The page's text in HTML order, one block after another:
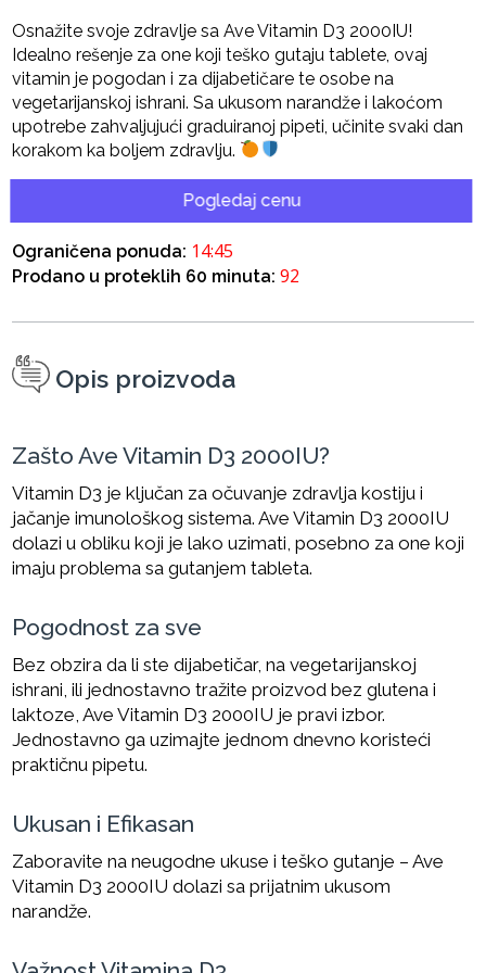
Osnažite svoje zdravlje sa Ave Vitamin D3 2000IU!
Idealno rešenje za one koji teško gutaju tablete, ovaj
vitamin je pogodan i za dijabetičare te osobe na
vegetarijanskoj ishrani. Sa ukusom narandže i lakoćom
upotrebe zahvaljujući graduiranoj pipeti, učinite svaki dan
korakom ka boljem zdravlju.
Pogledaj cenu
Ograničena ponuda: 14:45
Prodano u proteklih 60 minuta:92
Opis proizvoda
Zašto Ave Vitamin D3 2000IU?
Vitamin D3 je ključan za očuvanje zdravlja kostiju i
jačanje imunološkog sistema. Ave Vitamin D3 2000IU
dolazi u obliku koji je lako uzimati, posebno za one koji
imaju problema sa gutanjem tableta.
Pogodnost za sve
Bez obzira da li ste dijabetičar, na vegetarijanskoj
ishrani, ili jednostavno tražite proizvod bez glutena i
laktoze, Ave Vitamin D3 2000IU je pravi izbor.
Jednostavno ga uzimajte jednom dnevno koristeći
praktičnu pipetu.
Ukusan i Efikasan
Zaboravite na neugodne ukuse i teško gutanje – Ave
Vitamin D3 2000IU dolazi sa prijatnim ukusom
narandže.